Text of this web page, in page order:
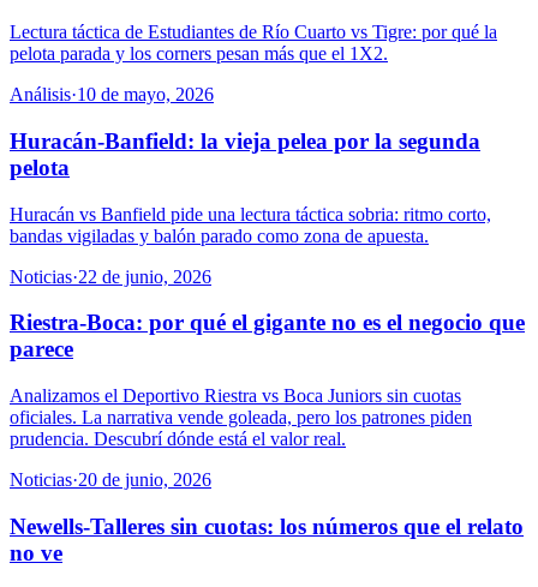
Lectura táctica de Estudiantes de Río Cuarto vs Tigre: por qué la
pelota parada y los corners pesan más que el 1X2.
Análisis·10 de mayo, 2026
Huracán-Banfield: la vieja pelea por la segunda
pelota
Huracán vs Banfield pide una lectura táctica sobria: ritmo corto,
bandas vigiladas y balón parado como zona de apuesta.
Noticias·22 de junio, 2026
Riestra-Boca: por qué el gigante no es el negocio que
parece
Analizamos el Deportivo Riestra vs Boca Juniors sin cuotas
oficiales. La narrativa vende goleada, pero los patrones piden
prudencia. Descubrí dónde está el valor real.
Noticias·20 de junio, 2026
Newells-Talleres sin cuotas: los números que el relato
no ve